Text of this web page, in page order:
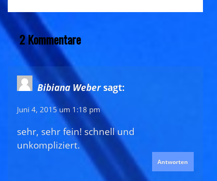
2 Kommentare
Bibiana Webersagt:
Juni 4, 2015 um 1:18 pm
sehr, sehr fein! schnell und
unkompliziert.
Antworten